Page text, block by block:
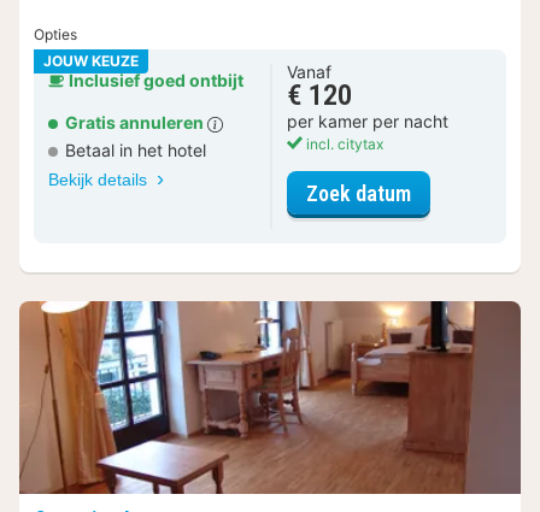
Opties
JOUW KEUZE
Inclusief goed ontbijt
Gratis annuleren
Betaal in het hotel
Bekijk details
Vanaf
€ 120
per kamer per nacht
incl. citytax
Zoek datumvoor Comfort